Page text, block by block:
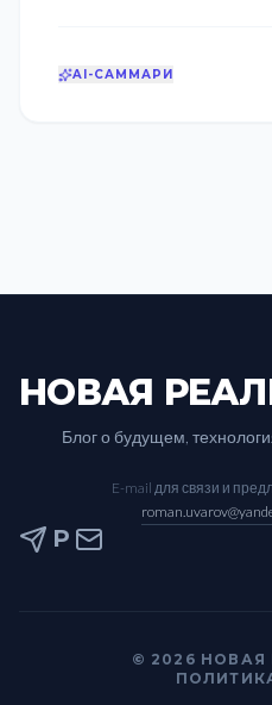
AI-САММАРИ
НОВАЯ
Блог о будущем,
E-mail для связи и
P
© 2026 НОВАЯ